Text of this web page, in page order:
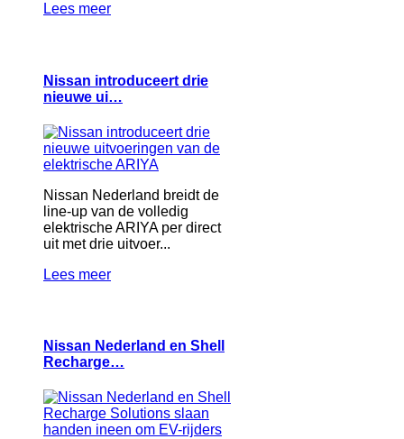
Lees meer
Nissan introduceert drie
nieuwe ui…
Nissan Nederland breidt de
line-up van de volledig
elektrische ARIYA per direct
uit met drie uitvoer...
Lees meer
Nissan Nederland en Shell
Recharge…